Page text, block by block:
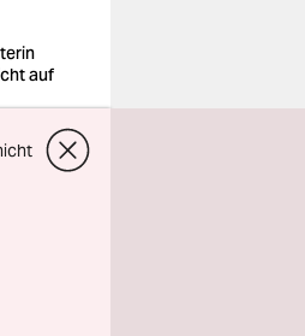
auf
den